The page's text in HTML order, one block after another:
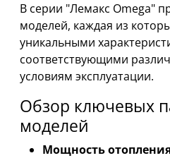
В серии "Лемакс Omega"
моделей, каждая из
уникальными
соответствующими
условиям эксплуатации.
Обзор ключевых
моделей
Мощность